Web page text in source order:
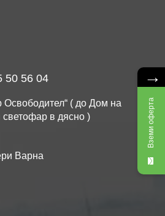
50 56 04
Освободител“ ( до Дом на
в дясно )
Варна
→
Вземи оферта